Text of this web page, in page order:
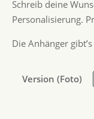
Schreib deine
Personalisierung.
Die Anhänger
Version (Foto)